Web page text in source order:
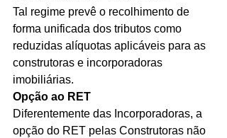
Tal regime prevê o recolhimento de
forma unificada dos tributos como
reduzidas alíquotas aplicáveis para as
construtoras e incorporadoras
imobiliárias.
Opção ao RET
Diferentemente das Incorporadoras, a
opção do RET pelas Construtoras não